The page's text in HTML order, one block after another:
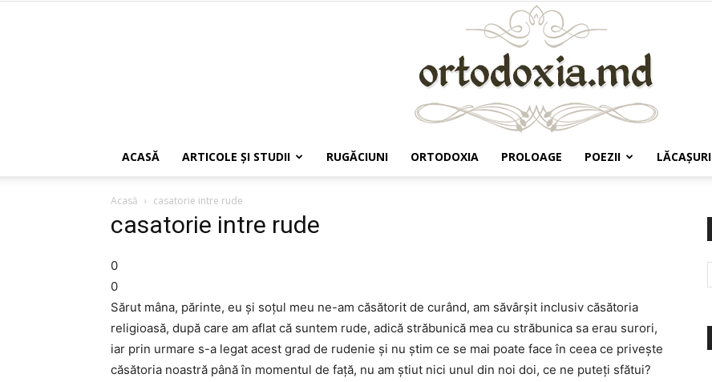
ACASĂ ARTICOLE ŞI STUDII RUGĂCIUNI ORTODOXIA PROLOAGE POEZII LĂCAŞURI
Acasă casatorie intre rude
casatorie intre rude
0
0
Sărut mâna, părinte, eu şi soţul meu ne-am căsătorit de curând, am săvârşit inclusiv căsătoria
religioasă, după care am aflat că suntem rude, adică străbunică mea cu străbunica sa erau surori,
iar prin urmare s-a legat acest grad de rudenie şi nu ştim ce se mai poate face în ceea ce priveşte
căsătoria noastră până în momentul de faţă, nu am ştiut nici unul din noi doi, ce ne puteţi sfătui?